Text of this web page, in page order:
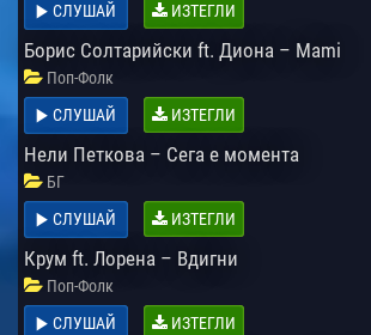
СЛУШАЙ
ИЗТЕГЛИ
Борис Солтарийски ft. Диона – Mami
Поп-Фолк
СЛУШАЙ
ИЗТЕГЛИ
Нели Петкова – Сега е момента
БГ
СЛУШАЙ
ИЗТЕГЛИ
Крум ft. Лорена – Вдигни
Поп-Фолк
СЛУШАЙ
ИЗТЕГЛИ